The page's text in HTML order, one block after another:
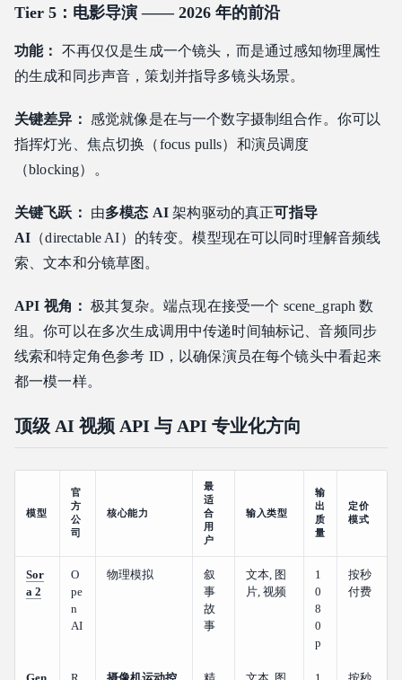
Tier 5：电影导演 —— 2026 年的前沿
功能：
不再仅仅是生成一个镜头，而是通过感知物理属性
的生成和同步声音，策划并指导多镜头场景。
关键差异： 感觉就像是在与一个数字摄制组合作。你可以
指挥灯光、焦点切换（focus pulls）和演员调度
（blocking）。
关键飞跃： 由多模态 AI 架构驱动的真正可指导
AI （directable AI）的转变。模型现在可以同时理解音频线
索、文本和分镜草图。
API 视角： 极其复杂。端点现在接受一个 scene_graph 数
组。你可以在多次生成调用中传递时间轴标记、音频同步
线索和特定角色参考 ID，以确保演员在每个镜头中看起来
都一模一样。
顶级 AI 视频 API 与 API 专业化方向
模型
官
方
公
司
核心能力
最
适
合
用
户
输入类型
输
出
质
量
定价
模式
Sor
a 2
O
pe
n
AI
物理模拟
叙
事
故
事
文本, 图
片, 视频
1
0
8
0
p
按秒
付费